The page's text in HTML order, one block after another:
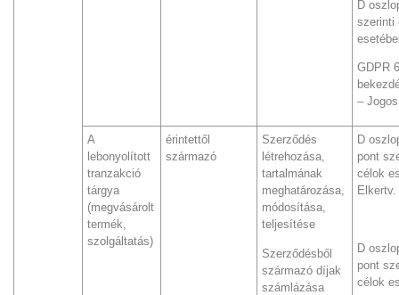
D
szerinti
GDPR
–
A
lebonyolított
tranzakció
tárgya
(megvásárolt
termék,
szolgáltatás)
érintettől
származó
Szerződés
létrehozása,
tartalmának
meghatározása,
módosítása,
teljesítése
Szerződésből
származó díjak
számlázása
D
pont
célok
D
pont
célok